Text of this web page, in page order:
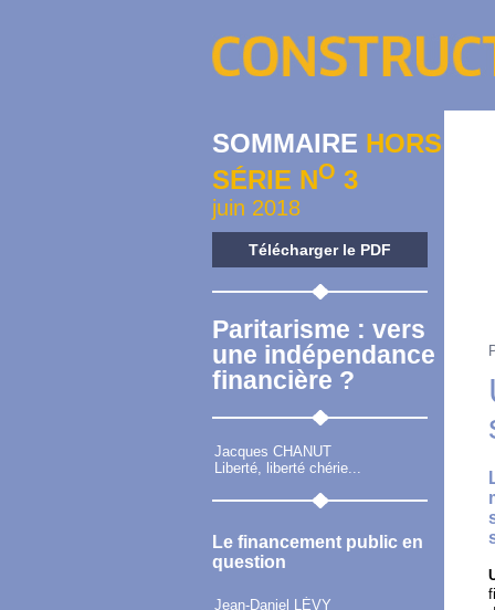
SOMMAIRE HORS
SÉRIE NO 3
juin 2018
Télécharger le PDF
Paritarisme : vers
une indépendance
financière ?
Jacques CHANUT
Liberté, liberté chérie...
Le financement public en
question
Jean-Daniel LÉVY